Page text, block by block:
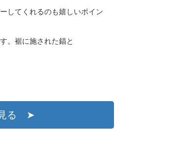
してくれるのも嬉しいポイン
。裾に施された錨と
見る ➤